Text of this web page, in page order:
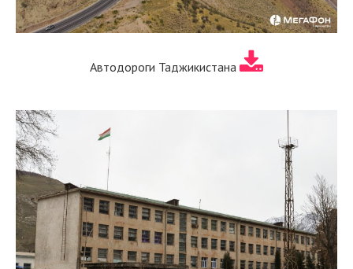
Автодороги Таджикистана